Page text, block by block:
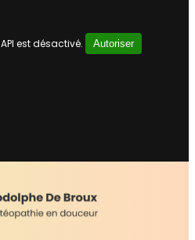
est désactivé. Autoriser